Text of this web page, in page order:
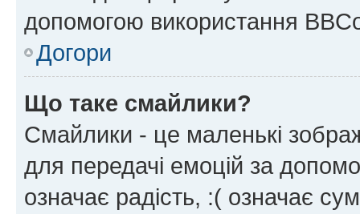
допомогою використання
Догори
Що таке смайлики?
Смайлики - це маленькі
для передачі емоцій за
означає радість, :( означає